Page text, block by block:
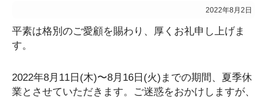
2022年8月2日
平素は格別のご愛顧を賜わり、厚くお礼申し上げま
す。
2022年8月11日(木)〜8月16日(火)までの期間、夏季休
業とさせていただきます。ご迷惑をおかけしますが、